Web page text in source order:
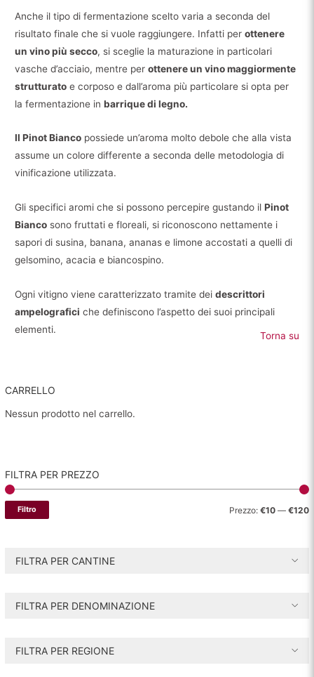
CARRELLO
Nessun prodotto nel carrello.
FILTRA PER PREZZO
PP
Filtro Prezzo: €10— €120
FILTRA PER CANTINE
FILTRA PER DENOMINAZIONE
FILTRA PER REGIONE
Anche il tipo di fermentazione scelto varia a seconda del
risultato finale che si vuole raggiungere. Infatti perottenere
un vino più secco, si sceglie la maturazione in particolari
vasche d’acciaio, mentre perottenere un vino maggiormente
strutturato e corposo e dall’aroma più particolare si opta per
la fermentazione inbarrique di legno.
Il Pinot Bianco possiede un’aroma molto debole che alla vista
assume un colore differente a seconda delle metodologia di
vinificazione utilizzata.
Gli specifici aromi che si possono percepire gustando ilPinot
Bianco sono fruttati e floreali, si riconoscono nettamente i
sapori di susina, banana, ananas e limone accostati a quelli di
gelsomino, acacia e biancospino.
Ogni vitigno viene caratterizzato tramite deidescrittori
ampelografici che definiscono l’aspetto dei suoi principali
elementi.
Torna su